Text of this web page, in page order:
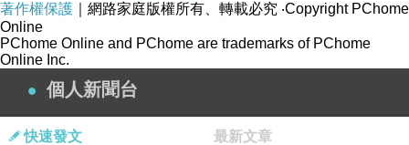
著作權保護 ｜網路家庭版權所有、轉載必究 ‧Copyright PChome
Online
PChome Online and PChome are trademarks of PChome
Online Inc.
個人新聞台
快速發文 最新文章